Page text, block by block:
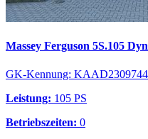
Massey Ferguson 5S.105
GK-Kennung: KAAD2309744
Leistung: 105 PS
Betriebszeiten: 0